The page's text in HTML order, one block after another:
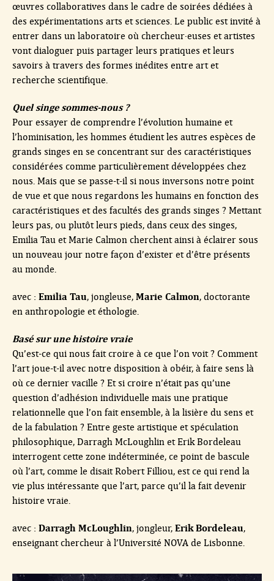
œuvres collaboratives dans le cadre de soirées dédiées à
des expérimentations arts et sciences. Le public est invité à
entrer dans un laboratoire où chercheur·euses et artistes
vont dialoguer puis partager leurs pratiques et leurs
savoirs à travers des formes inédites entre art et
recherche scientifique.
Quel singe sommes-nous ?
Pour essayer de comprendre l’évolution humaine et
l’hominisation, les hommes étudient les autres espèces de
grands singes en se concentrant sur des caractéristiques
considérées comme particulièrement développées chez
nous. Mais que se passe-t-il si nous inversons notre point
de vue et que nous regardons les humains en fonction des
caractéristiques et des facultés des grands singes ? Mettant
leurs pas, ou plutôt leurs pieds, dans ceux des singes,
Emilia Tau et Marie Calmon cherchent ainsi à éclairer sous
un nouveau jour notre façon d’exister et d’être présents
au monde.
avec : Emilia Tau, jongleuse, Marie Calmon, doctorante
en anthropologie et éthologie.
Basé sur une histoire vraie
Qu’est-ce qui nous fait croire à ce que l’on voit ? Comment
l’art joue-t-il avec notre disposition à obéir, à faire sens là
où ce dernier vacille ? Et si croire n’était pas qu’une
question d’adhésion individuelle mais une pratique
relationnelle que l’on fait ensemble, à la lisière du sens et
de la fabulation ? Entre geste artistique et spéculation
philosophique, Darragh McLoughlin et Erik Bordeleau
interrogent cette zone indéterminée, ce point de bascule
où l’art, comme le disait Robert Filliou, est ce qui rend la
vie plus intéressante que l’art, parce qu’il la fait devenir
histoire vraie.
avec : Darragh McLoughlin, jongleur, Erik Bordeleau,
enseignant chercheur à l’Université NOVA de Lisbonne.